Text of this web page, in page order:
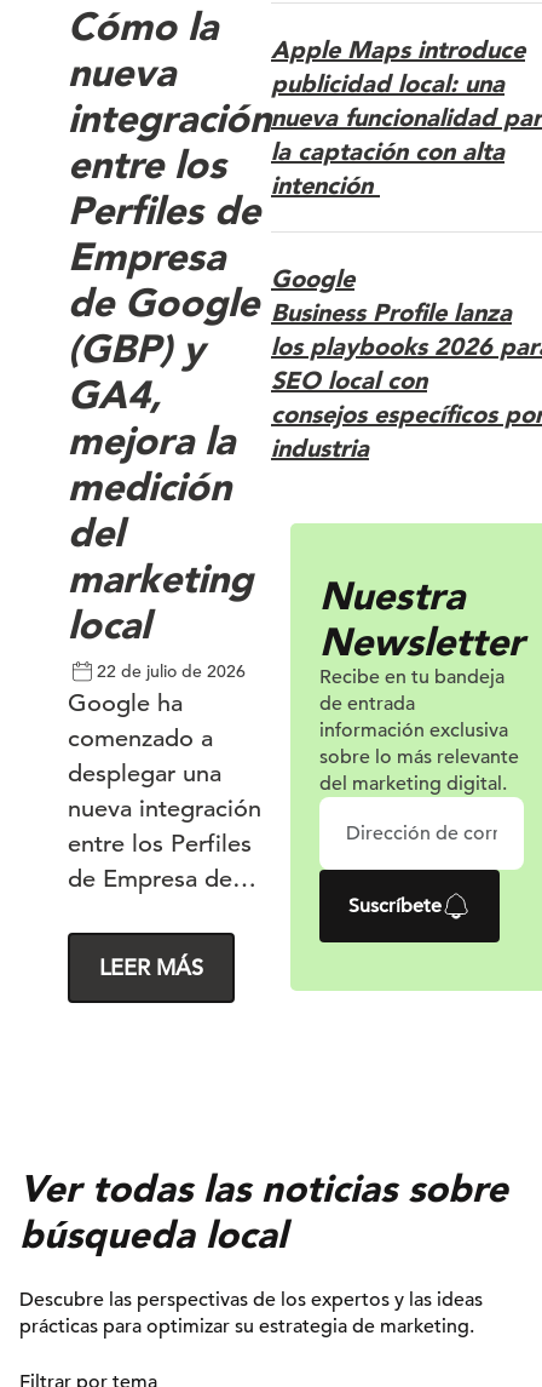
Cómo la
nueva
integración
entre los
Perfiles de
Empresa
de Google
(GBP) y
GA4,
mejora la
medición
del
marketing
local
22 de julio de 2026
Google ha
comenzado a
desplegar una
nueva integración
entre los Perfiles
de Empresa de
Google Analytics
4 (GA4), que
interactúan con
las fichas locales y
los sitios web.
Aunque la
actualización
resulta
LEER MÁS
Apple Maps introduce
publicidad local: una
nueva funcionalidad
la captación con alta
intención
Google
Business Profile lanza
los playbooks 2026
SEO local con
consejos específicos
industria
Nuestra
Newsletter
Recibe en tu bandeja
de entrada
información exclusiva
sobre lo más relevante
del marketing digital.
Suscríbete
Ver todas las noticias sobre
búsqueda local
Descubre las perspectivas de los expertos y las ideas
prácticas para optimizar su estrategia de marketing.